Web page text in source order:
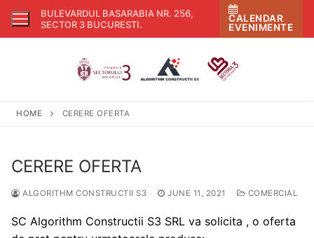
Skip
BULEVARDUL BASARABIA NR. 256,
SECTOR 3 BUCURESTI.
CALENDAR
EVENIMENTE
HOME CERERE OFERTA
CERERE OFERTA
ALGORITHM CONSTRUCTII S3 JUNE 11, 2021 COMERCIAL
SC Algorithm Constructii S3 SRL va solicita , o oferta